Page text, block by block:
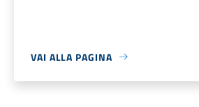
VAI ALLA PAGINA